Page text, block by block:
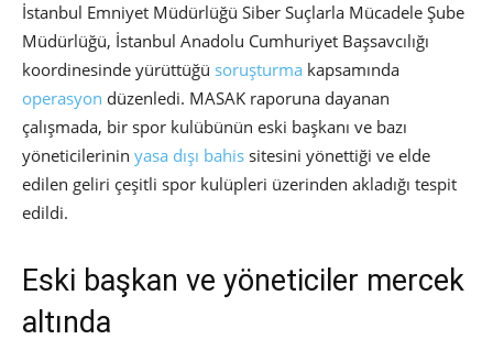
İstanbul Emniyet Müdürlüğü Siber Suçlarla Mücadele Şube
Müdürlüğü, İstanbul Anadolu Cumhuriyet Başsavcılığı
koordinesinde yürüttüğü soruşturma kapsamında
operasyon düzenledi. MASAK raporuna dayanan
çalışmada, bir spor kulübünün eski başkanı ve bazı
yöneticilerinin yasa dışı bahis sitesini yönettiği ve elde
edilen geliri çeşitli spor kulüpleri üzerinden akladığı tespit
edildi.
Eski başkan ve yöneticiler mercek
altında